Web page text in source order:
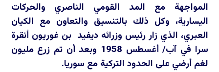
المواجهة مع المد القومي الناصري والحركات
اليسارية، وكل ذلك بالتنسيق والتعاون مع الكيان
العبري، الذي زار رئيس وزرائه ديفيد بن غوريون أنقرة
سرا في آب/ أغسطس 1958 وبعد أن تم زرع مليون
لغم أرضي على الحدود التركية مع سوريا.